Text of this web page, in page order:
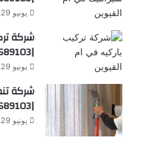
يونيو 29, 2024
شركة
|0553689103
يونيو 29, 2024
شركة
|0553689103| تنظيف وتعقيم
يونيو 29, 2024